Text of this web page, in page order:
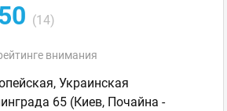
(14)
внимания
, Украинская
65 (Киев, Почайна -